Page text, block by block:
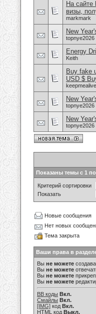
На сайте
визы,
markmark
New
topnye2026
Energy
Keith
Buy fake
USD $
New
topnye2026
New
topnye2026
Показаны темы с 1 по
Критерий сортировки
Показать
Новые сообщения
Нет новых
Тема закрыта
Ваши права в
Вы не можете
Вы не можете
Вы не можете
Вы не можете
BB коды Вкл.
Смайлы Вкл.
[IMG] код Вкл.
HTML код Выкл.